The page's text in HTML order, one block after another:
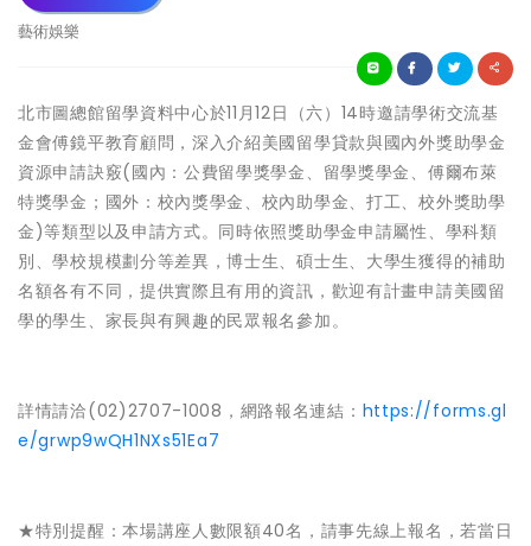
藝術娛樂
北市圖總館留學資料中心於11月12日（六）14時邀請學術交流基
金會傅鏡平教育顧問，深入介紹美國留學貸款與國內外獎助學金
資源申請訣竅(國內：公費留學獎學金、留學獎學金、傅爾布萊
特獎學金；國外：校內獎學金、校內助學金、打工、校外獎助學
金)等類型以及申請方式。同時依照獎助學金申請屬性、學科類
別、學校規模劃分等差異，博士生、碩士生、大學生獲得的補助
名額各有不同，提供實際且有用的資訊，歡迎有計畫申請美國留
學的學生、家長與有興趣的民眾報名參加。
詳情請洽(02)2707-1008，網路報名連結： https://forms.gl
e/grwp9wQH1NXs51Ea7
★特別提醒：本場講座人數限額40名，請事先線上報名，若當日